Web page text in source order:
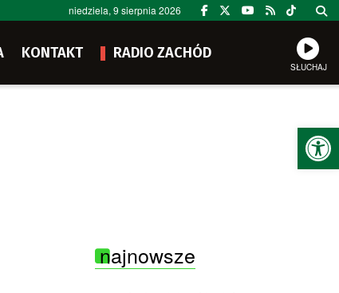
niedziela, 9 sierpnia 2026
KONTAKT RADIO ZACHÓD
SŁUCHAJ
najnowsze